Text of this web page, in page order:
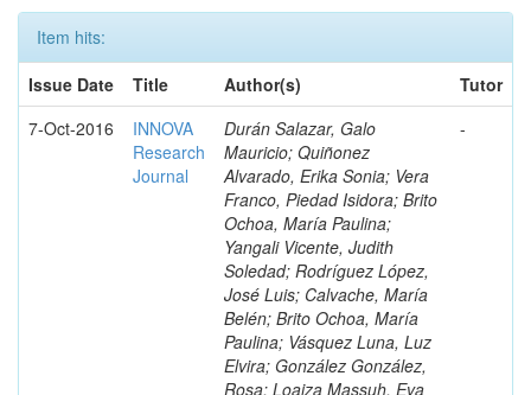
Item hits:
Issue Date
Title Author(s)
Tutor
7-Oct-2016
INNOVA
Research
Journal
Durán Salazar, Galo
Mauricio; Quiñonez
Alvarado, Erika Sonia; Vera
Franco, Piedad Isidora; Brito
Ochoa, María Paulina;
Yangali Vicente, Judith
Soledad; Rodríguez López,
José Luis; Calvache, María
Belén; Brito Ochoa, María
Paulina; Vásquez Luna, Luz
Elvira; González González,
Rosa; Loaiza Massuh, Eva
-